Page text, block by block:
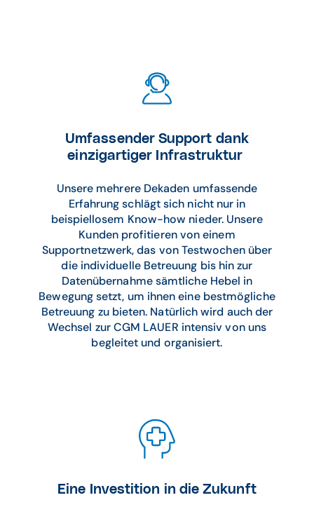
Umfassender Support dank
einzigartiger Infrastruktur
Unsere mehrere Dekaden umfassende
Erfahrung schlägt sich nicht nur in
beispiellosem Know-how nieder. Unsere
Kunden profitieren von einem
Supportnetzwerk, das von Testwochen über
die individuelle Betreuung bis hin zur
Datenübernahme sämtliche Hebel in
Bewegung setzt, um ihnen eine bestmögliche
Betreuung zu bieten. Natürlich wird auch der
Wechsel zur CGM LAUER intensiv von uns
begleitet und organisiert.
Eine Investition in die Zukunft